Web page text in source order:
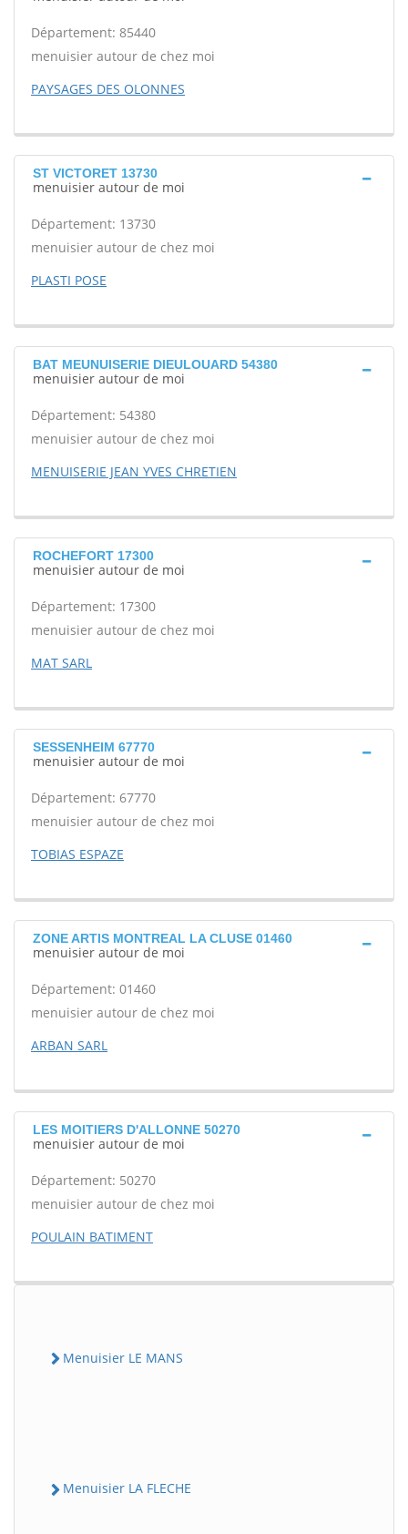
Département: 85440
menuisier autour de chez moi
PAYSAGES DES OLONNES
ST VICTORET 13730
menuisier autour de moi
Département: 13730
menuisier autour de chez moi
PLASTI POSE
BAT MEUNUISERIE DIEULOUARD 54380
menuisier autour de moi
Département: 54380
menuisier autour de chez moi
MENUISERIE JEAN YVES CHRETIEN
ROCHEFORT 17300
menuisier autour de moi
Département: 17300
menuisier autour de chez moi
MAT SARL
SESSENHEIM 67770
menuisier autour de moi
Département: 67770
menuisier autour de chez moi
TOBIAS ESPAZE
ZONE ARTIS MONTREAL LA CLUSE 01460
menuisier autour de moi
Département: 01460
menuisier autour de chez moi
ARBAN SARL
LES MOITIERS D'ALLONNE 50270
menuisier autour de moi
Département: 50270
menuisier autour de chez moi
POULAIN BATIMENT
Menuisier LE MANS
Menuisier LA FLECHE